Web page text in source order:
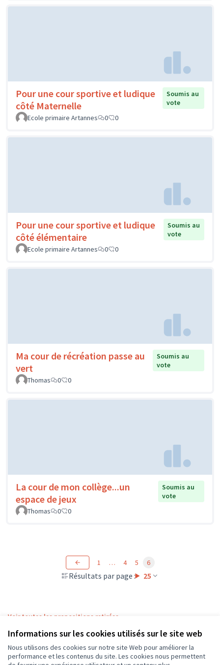
Informations sur les cookies utilisés sur le site web
Nous utilisons des cookies sur notre site Web pour améliorer la
performance et les contenus du site. Les cookies nous permettent
Pour une cour sportive et ludique
côté Maternelle
Soumis au
vote
Ecole primaire Artannes
0 0
Pour une cour sportive et ludique
côté élémentaire
Soumis au
vote
Ecole primaire Artannes
0 0
Ma cour de récréation passe au
vert
Soumis au
vote
Thomas
0 0
La cour de mon collège...un
espace de jeux
Soumis au
vote
Thomas
0 0
Résultats par page : 25
1 … 4 5 6
Voir toutes les propositions retirées
Conditions d'utilisation
Paramètres des cookies